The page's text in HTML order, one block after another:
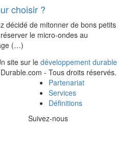
choisir ?
décidé de mitonner de bons petits
le micro-ondes au
(…)
site sur le développement durable
- Tous droits réservés.
Partenariat
Services
Définitions
Suivez-nous